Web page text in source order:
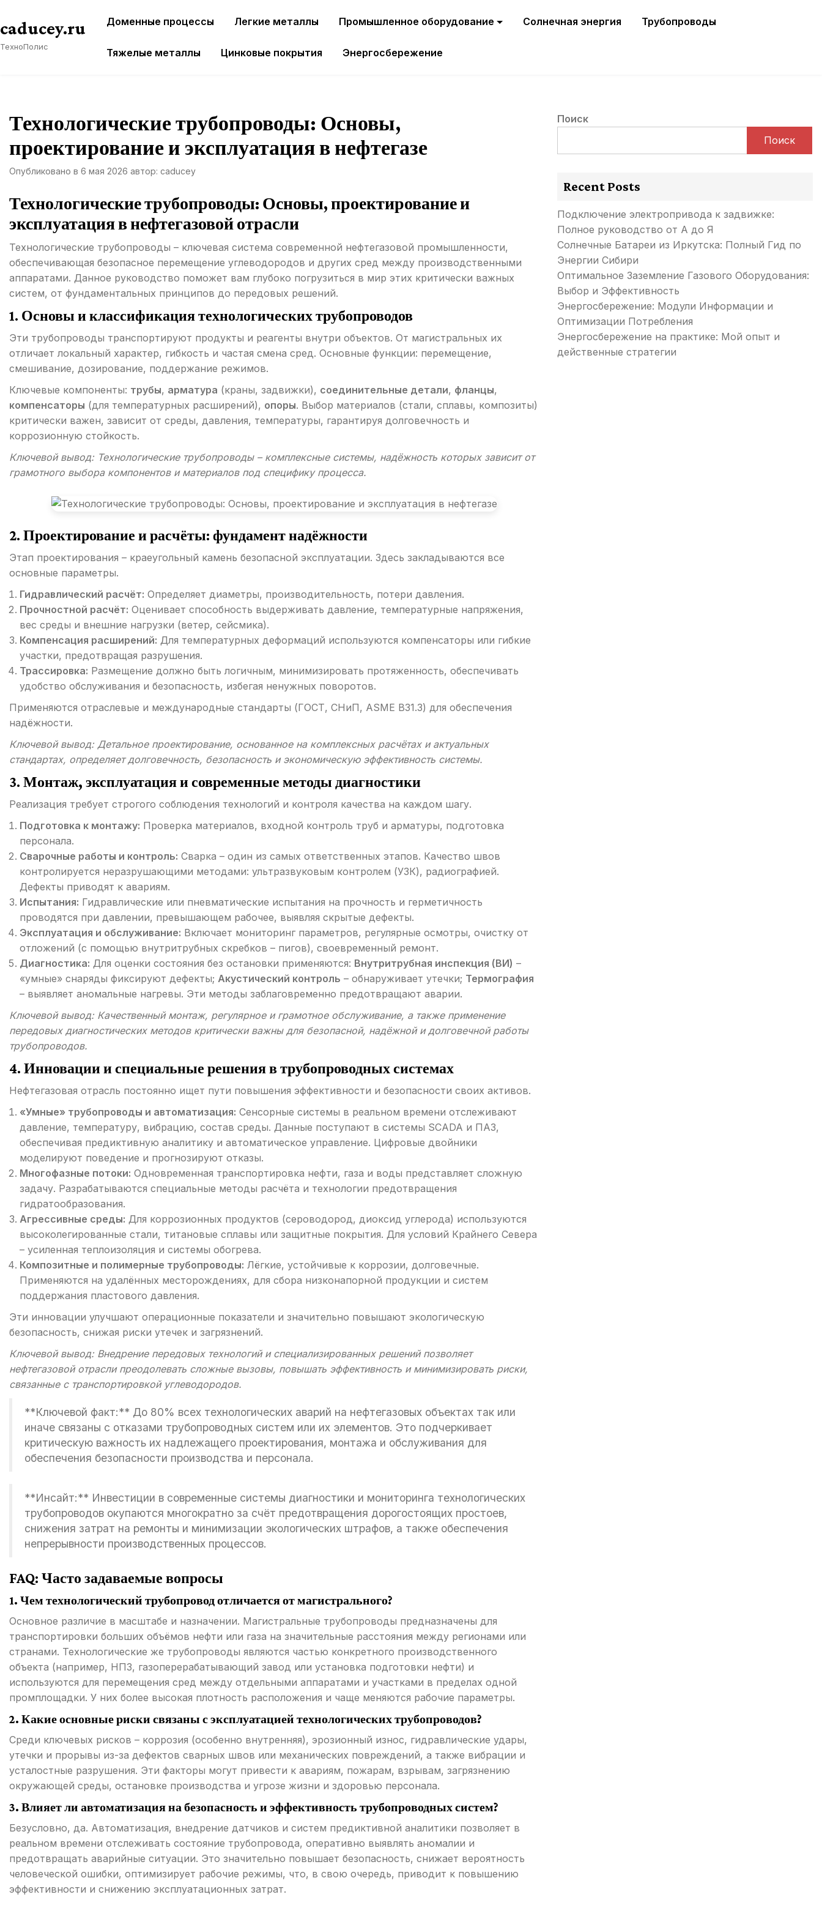
содержимому
caducey.ru
ТехноПолис
Доменные процессы Легкие металлы Промышленное оборудование Солнечная энергия Трубопроводы
Тяжелые металлы Цинковые покрытия Энергосбережение
Технологические трубопроводы: Основы,
проектирование и эксплуатация в нефтегазе
Опубликовано в 6 мая 2026 автор: caducey
Технологические трубопроводы: Основы, проектирование и
эксплуатация в нефтегазовой отрасли
Технологические трубопроводы – ключевая система современной нефтегазовой промышленности,
обеспечивающая безопасное перемещение углеводородов и других сред между производственными
аппаратами. Данное руководство поможет вам глубоко погрузиться в мир этих критически важных
систем, от фундаментальных принципов до передовых решений.
1. Основы и классификация технологических трубопроводов
Эти трубопроводы транспортируют продукты и реагенты внутри объектов. От магистральных их
отличает локальный характер, гибкость и частая смена сред. Основные функции: перемещение,
смешивание, дозирование, поддержание режимов.
Ключевые компоненты: трубы, арматура (краны, задвижки), соединительные детали, фланцы,
компенсаторы (для температурных расширений), опоры. Выбор материалов (стали, сплавы, композиты)
критически важен, зависит от среды, давления, температуры, гарантируя долговечность и
коррозионную стойкость.
Ключевой вывод: Технологические трубопроводы – комплексные системы, надёжность которых зависит от
грамотного выбора компонентов и материалов под специфику процесса.
2. Проектирование и расчёты: фундамент надёжности
Этап проектирования – краеугольный камень безопасной эксплуатации. Здесь закладываются все
основные параметры.
Гидравлический расчёт: Определяет диаметры, производительность, потери давления.
Прочностной расчёт: Оценивает способность выдерживать давление, температурные напряжения,
вес среды и внешние нагрузки (ветер, сейсмика).
Компенсация расширений: Для температурных деформаций используются компенсаторы или гибкие
участки, предотвращая разрушения.
Трассировка: Размещение должно быть логичным, минимизировать протяженность, обеспечивать
удобство обслуживания и безопасность, избегая ненужных поворотов.
Применяются отраслевые и международные стандарты (ГОСТ, СНиП, ASME B31.3) для обеспечения
надёжности.
Ключевой вывод: Детальное проектирование, основанное на комплексных расчётах и актуальных
стандартах, определяет долговечность, безопасность и экономическую эффективность системы.
3. Монтаж, эксплуатация и современные методы диагностики
Реализация требует строгого соблюдения технологий и контроля качества на каждом шагу.
Подготовка к монтажу: Проверка материалов, входной контроль труб и арматуры, подготовка
персонала.
Сварочные работы и контроль: Сварка – один из самых ответственных этапов. Качество швов
контролируется неразрушающими методами: ультразвуковым контролем (УЗК), радиографией.
Дефекты приводят к авариям.
Испытания: Гидравлические или пневматические испытания на прочность и герметичность
проводятся при давлении, превышающем рабочее, выявляя скрытые дефекты.
Эксплуатация и обслуживание: Включает мониторинг параметров, регулярные осмотры, очистку от
отложений (с помощью внутритрубных скребков – пигов), своевременный ремонт.
Диагностика: Для оценки состояния без остановки применяются: Внутритрубная инспекция (ВИ) –
«умные» снаряды фиксируют дефекты; Акустический контроль – обнаруживает утечки; Термография
– выявляет аномальные нагревы. Эти методы заблаговременно предотвращают аварии.
Ключевой вывод: Качественный монтаж, регулярное и грамотное обслуживание, а также применение
передовых диагностических методов критически важны для безопасной, надёжной и долговечной работы
трубопроводов.
4. Инновации и специальные решения в трубопроводных системах
Нефтегазовая отрасль постоянно ищет пути повышения эффективности и безопасности своих активов.
«Умные» трубопроводы и автоматизация: Сенсорные системы в реальном времени отслеживают
давление, температуру, вибрацию, состав среды. Данные поступают в системы SCADA и ПАЗ,
обеспечивая предиктивную аналитику и автоматическое управление. Цифровые двойники
моделируют поведение и прогнозируют отказы.
Многофазные потоки: Одновременная транспортировка нефти, газа и воды представляет сложную
задачу. Разрабатываются специальные методы расчёта и технологии предотвращения
гидратообразования.
Агрессивные среды: Для коррозионных продуктов (сероводород, диоксид углерода) используются
высоколегированные стали, титановые сплавы или защитные покрытия. Для условий Крайнего Севера
– усиленная теплоизоляция и системы обогрева.
Композитные и полимерные трубопроводы: Лёгкие, устойчивые к коррозии, долговечные.
Применяются на удалённых месторождениях, для сбора низконапорной продукции и систем
поддержания пластового давления.
Эти инновации улучшают операционные показатели и значительно повышают экологическую
безопасность, снижая риски утечек и загрязнений.
Ключевой вывод: Внедрение передовых технологий и специализированных решений позволяет
нефтегазовой отрасли преодолевать сложные вызовы, повышать эффективность и минимизировать риски,
связанные с транспортировкой углеводородов.
**Ключевой факт:** До 80% всех технологических аварий на нефтегазовых объектах так или
иначе связаны с отказами трубопроводных систем или их элементов. Это подчеркивает
критическую важность их надлежащего проектирования, монтажа и обслуживания для
обеспечения безопасности производства и персонала.
**Инсайт:** Инвестиции в современные системы диагностики и мониторинга технологических
трубопроводов окупаются многократно за счёт предотвращения дорогостоящих простоев,
снижения затрат на ремонты и минимизации экологических штрафов, а также обеспечения
непрерывности производственных процессов.
FAQ: Часто задаваемые вопросы
1. Чем технологический трубопровод отличается от магистрального?
Основное различие в масштабе и назначении. Магистральные трубопроводы предназначены для
транспортировки больших объёмов нефти или газа на значительные расстояния между регионами или
странами. Технологические же трубопроводы являются частью конкретного производственного
объекта (например, НПЗ, газоперерабатывающий завод или установка подготовки нефти) и
используются для перемещения сред между отдельными аппаратами и участками в пределах одной
промплощадки. У них более высокая плотность расположения и чаще меняются рабочие параметры.
2. Какие основные риски связаны с эксплуатацией технологических трубопроводов?
Среди ключевых рисков – коррозия (особенно внутренняя), эрозионный износ, гидравлические удары,
утечки и прорывы из-за дефектов сварных швов или механических повреждений, а также вибрации и
усталостные разрушения. Эти факторы могут привести к авариям, пожарам, взрывам, загрязнению
окружающей среды, остановке производства и угрозе жизни и здоровью персонала.
3. Влияет ли автоматизация на безопасность и эффективность трубопроводных систем?
Безусловно, да. Автоматизация, внедрение датчиков и систем предиктивной аналитики позволяет в
реальном времени отслеживать состояние трубопровода, оперативно выявлять аномалии и
предотвращать аварийные ситуации. Это значительно повышает безопасность, снижает вероятность
человеческой ошибки, оптимизирует рабочие режимы, что, в свою очередь, приводит к повышению
эффективности и снижению эксплуатационных затрат.
Поиск
Поиск
Recent Posts
Подключение электропривода к задвижке:
Полное руководство от А до Я
Солнечные Батареи из Иркутска: Полный Гид по
Энергии Сибири
Оптимальное Заземление Газового Оборудования:
Выбор и Эффективность
Энергосбережение: Модули Информации и
Оптимизации Потребления
Энергосбережение на практике: Мой опыт и
действенные стратегии